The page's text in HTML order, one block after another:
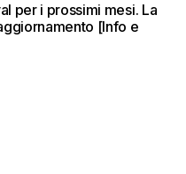
per i prossimi mesi. La
[Info e